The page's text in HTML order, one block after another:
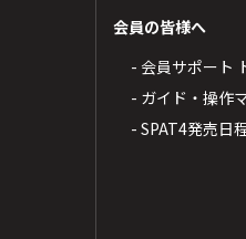
会員の皆様へ
- 会員サポート
- ガイド・操作
- SPAT4発売日